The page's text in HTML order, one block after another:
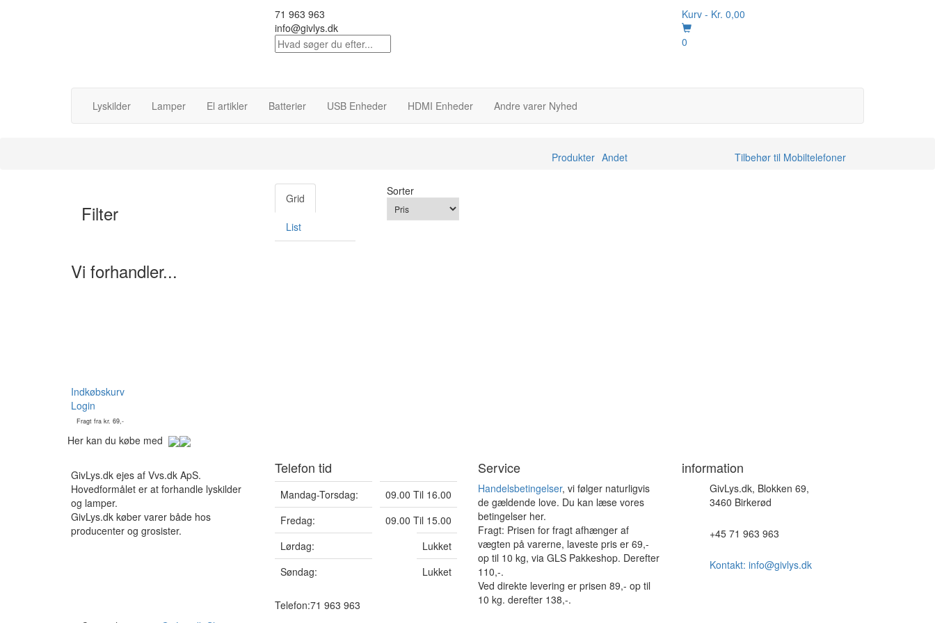
71 963 963
info@givlys.dk
Kurv - Kr. 0,00
0
Lyskilder Lamper El artikler Batterier USB Enheder HDMI Enheder Andre varer Nyhed
Produkter Andet Tilbehør til Mobiltelefoner
Filter
Grid
List
Sorter
Vi forhandler...
Indkøbskurv
Login
Fragt fra kr. 69,-
Her kan du købe med
GivLys.dk ejes af Vvs.dk ApS.
Hovedformålet er at forhandle lyskilder
og lamper.
GivLys.dk køber varer både hos
producenter og grosister.
Telefon tid
Mandag-Torsdag:
09.00 Til 16.00
Fredag:
09.00 Til 15.00
Lørdag:
Lukket
Søndag:
Lukket
Telefon:71 963 963
Service
Handelsbetingelser, vi følger naturligvis
de gældende love. Du kan læse vores
betingelser her.
Fragt: Prisen for fragt afhænger af
vægten på varerne, laveste pris er 69,-
op til 10 kg, via GLS Pakkeshop. Derefter
110,-.
Ved direkte levering er prisen 89,- op til
10 kg. derefter 138,-.
information
GivLys.dk, Blokken 69,
3460 Birkerød
+45 71 963 963
Kontakt: info@givlys.dk